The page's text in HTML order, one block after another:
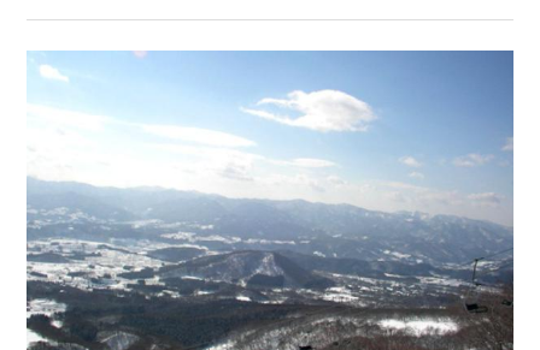
かあさんといっしょ ガラピコぷ～」です。 この田んぼアートが見られる
のは、田舎館村役場横の第一会場と、道の駅いなかだての敷地内にある第
二会場の二カ所。それぞれ展望所が設けられており、上から立体感のある
田んぼアートを見ることができます。